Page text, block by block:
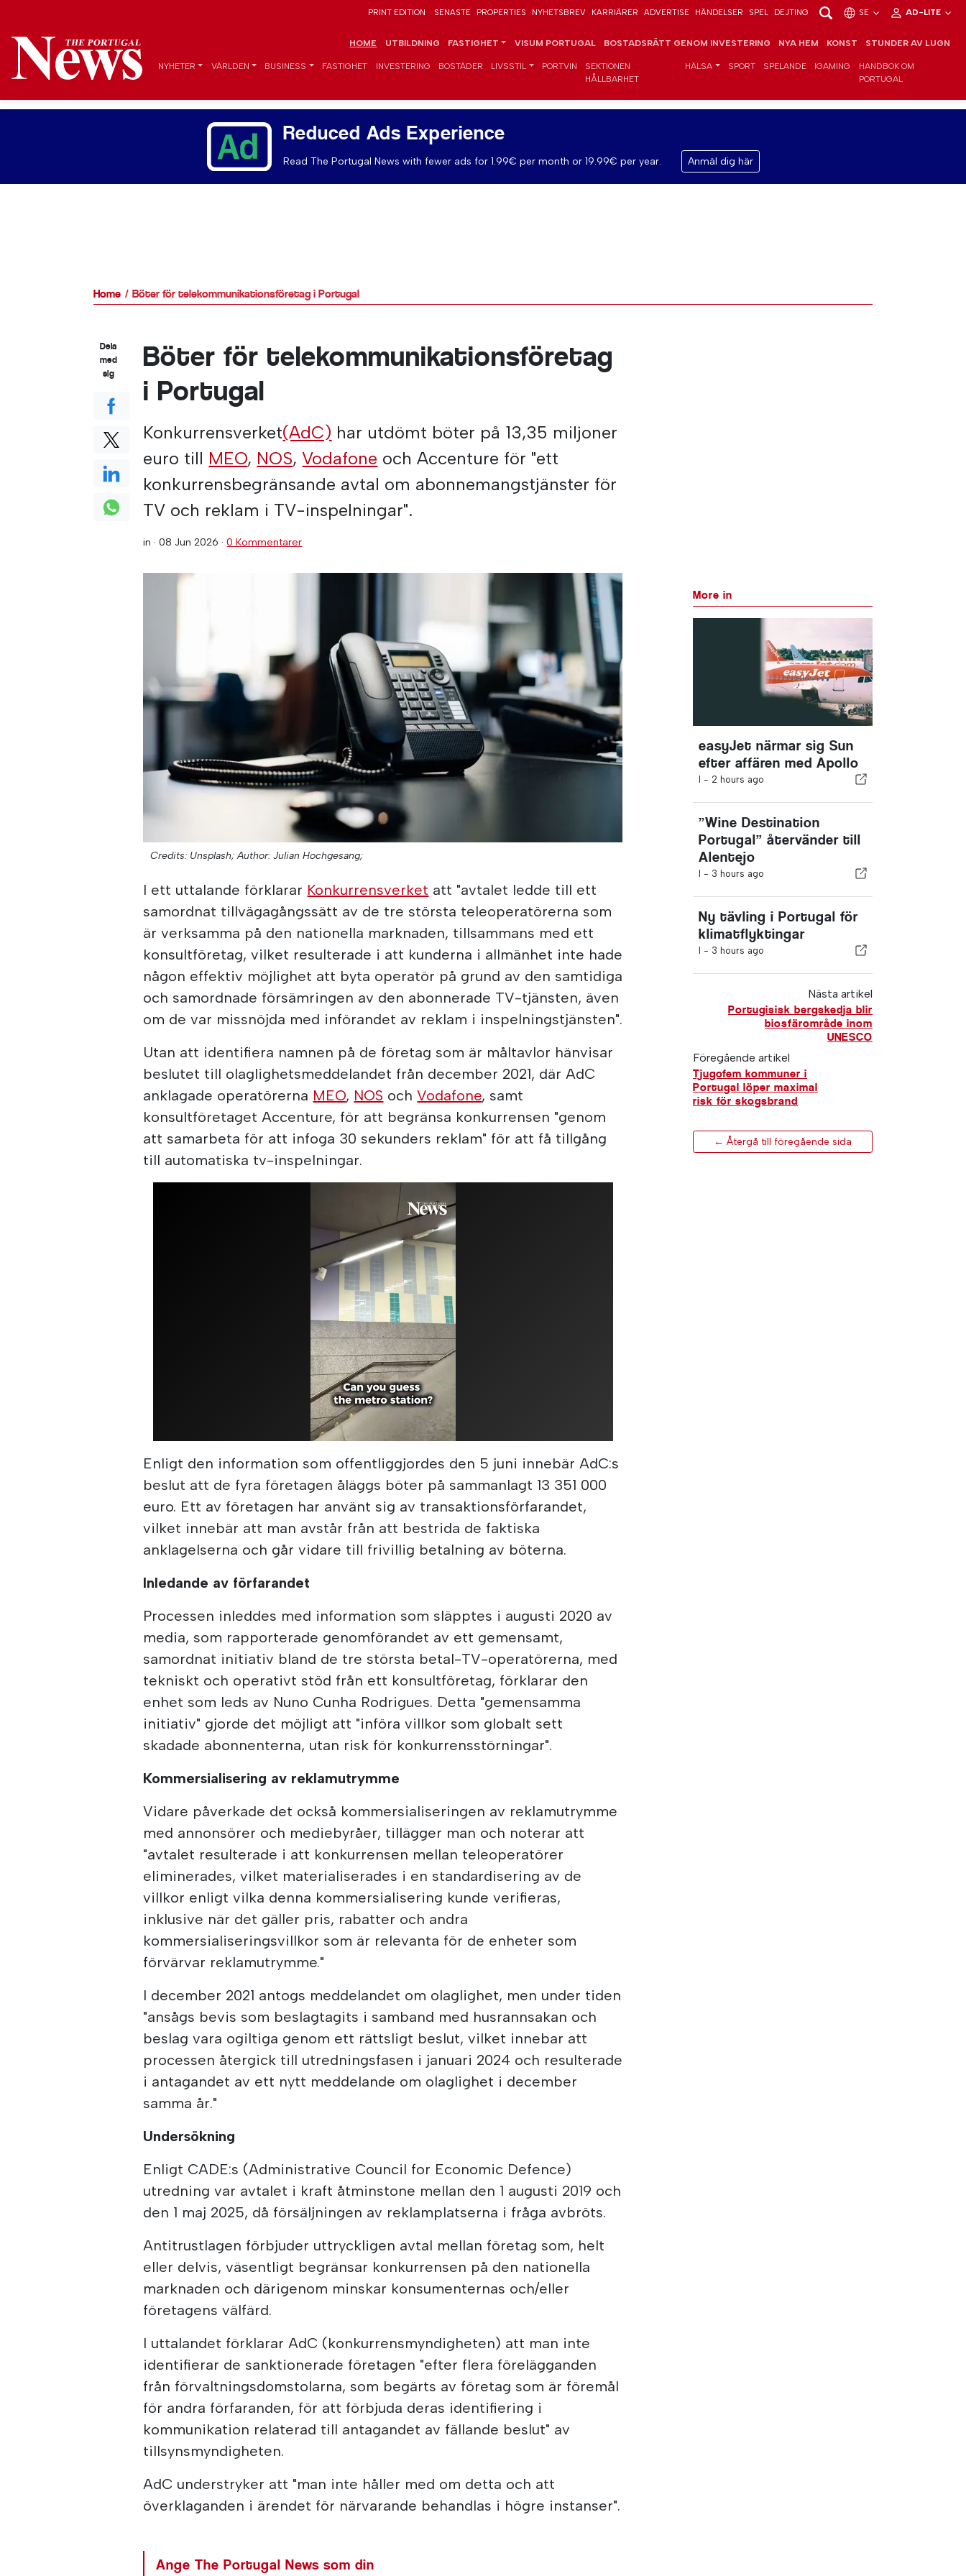
PRINT EDITION SENASTE PROPERTIES NYHETSBREV KARRIÄRER ADVERTISE HÄNDELSER SPEL DEJTING SE AD-LITE
HOME UTBILDNING FASTIGHET VISUM PORTUGAL BOSTADSRÄTT GENOM INVESTERING NYA HEM KONST STUNDER AV LUGN
NYHETER VÄRLDEN BUSINESS FASTIGHET INVESTERING BOSTÄDER LIVSSTIL PORTVIN
SEKTIONEN
HÅLLBARHET
HÄLSA SPORT SPELANDE IGAMING
HANDBOK OM
PORTUGAL
Reduced Ads Experience
Read The Portugal News with fewer ads for 1.99€ per month or 19.99€ per year. Anmäl dig här
Home Böter för telekommunikationsföretag i Portugal
Böter för telekommunikationsföretag
i Portugal
Konkurrensverket(AdC) har utdömt böter på 13,35 miljoner
euro till MEO, NOS,Vodafone och Accenture för "ett
konkurrensbegränsande avtal om abonnemangstjänster för
TV och reklam i TV-inspelningar".
in ·08 Jun 2026 ·0 Kommentarer
Credits: Unsplash; Author: Julian Hochgesang;
I ett uttalande förklarar Konkurrensverket att "avtalet ledde till ett
samordnat tillvägagångssätt av de tre största teleoperatörerna som
är verksamma på den nationella marknaden, tillsammans med ett
konsultföretag, vilket resulterade i att kunderna i allmänhet inte hade
någon effektiv möjlighet att byta operatör på grund av den samtidiga
och samordnade försämringen av den abonnerade TV-tjänsten, även
om de var missnöjda med införandet av reklam i inspelningstjänsten".
Utan att identifiera namnen på de företag som är måltavlor hänvisar
beslutet till olaglighetsmeddelandet från december 2021, där AdC
anklagade operatörerna MEO, NOS ochVodafone, samt
konsultföretaget Accenture, för att begränsa konkurrensen "genom
att samarbeta för att infoga 30 sekunders reklam" för att få tillgång
till automatiska tv-inspelningar.
Enligt den information som offentliggjordes den 5 juni innebär AdC:s
beslut att de fyra företagen åläggs böter på sammanlagt 13 351 000
euro. Ett av företagen har använt sig av transaktionsförfarandet,
vilket innebär att man avstår från att bestrida de faktiska
anklagelserna och går vidare till frivillig betalning av böterna.
Inledande av förfarandet
Processen inleddes med information som släpptes i augusti 2020 av
media, som rapporterade genomförandet av ett gemensamt,
samordnat initiativ bland de tre största betal-TV-operatörerna, med
tekniskt och operativt stöd från ett konsultföretag, förklarar den
enhet som leds av Nuno Cunha Rodrigues. Detta "gemensamma
initiativ" gjorde det möjligt att "införa villkor som globalt sett
skadade abonnenterna, utan risk för konkurrensstörningar".
Kommersialisering av reklamutrymme
Vidare påverkade det också kommersialiseringen av reklamutrymme
med annonsörer och mediebyråer, tillägger man och noterar att
"avtalet resulterade i att konkurrensen mellan teleoperatörer
eliminerades, vilket materialiserades i en standardisering av de
villkor enligt vilka denna kommersialisering kunde verifieras,
inklusive när det gäller pris, rabatter och andra
kommersialiseringsvillkor som är relevanta för de enheter som
förvärvar reklamutrymme."
I december 2021 antogs meddelandet om olaglighet, men under tiden
"ansågs bevis som beslagtagits i samband med husrannsakan och
beslag vara ogiltiga genom ett rättsligt beslut, vilket innebar att
processen återgick till utredningsfasen i januari 2024 och resulterade
i antagandet av ett nytt meddelande om olaglighet i december
samma år."
Undersökning
Enligt CADE:s (Administrative Council for Economic Defence)
utredning var avtalet i kraft åtminstone mellan den 1 augusti 2019 och
den 1 maj 2025, då försäljningen av reklamplatserna i fråga avbröts.
Antitrustlagen förbjuder uttryckligen avtal mellan företag som, helt
eller delvis, väsentligt begränsar konkurrensen på den nationella
marknaden och därigenom minskar konsumenternas och/eller
företagens välfärd.
I uttalandet förklarar AdC (konkurrensmyndigheten) att man inte
identifierar de sanktionerade företagen "efter flera förelägganden
från förvaltningsdomstolarna, som begärts av företag som är föremål
för andra förfaranden, för att förbjuda deras identifiering i
kommunikation relaterad till antagandet av fällande beslut" av
tillsynsmyndigheten.
AdC understryker att "man inte håller med om detta och att
överklaganden i ärendet för närvarande behandlas i högre instanser".
Ange The Portugal News som din
Dela
med
sig
More in
easyJet närmar sig Sun
efter affären med Apollo
I - 2 hours ago
”Wine Destination
Portugal” återvänder till
Alentejo
I - 3 hours ago
Ny tävling i Portugal för
klimatflyktingar
I - 3 hours ago
Nästa artikel
Portugisisk bergskedja blir
biosfärområde inom
UNESCO
Föregående artikel
Tjugofem kommuner i
Portugal löper maximal
risk för skogsbrand
← Återgå till föregående sida